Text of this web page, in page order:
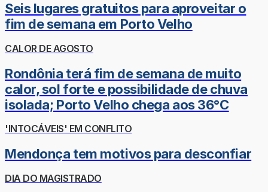
Seis lugares gratuitos para aproveitar o
fim de semana em Porto Velho
CALOR DE AGOSTO
Rondônia terá fim de semana de muito
calor, sol forte e possibilidade de chuva
isolada; Porto Velho chega aos 36°C
'INTOCÁVEIS' EM CONFLITO
Mendonça tem motivos para desconfiar
DIA DO MAGISTRADO